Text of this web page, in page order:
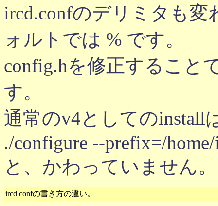
ircd.confのデリミタも
ォルトでは % です。
config.hを修正すること
す。
通常のv4としてのinstall
./configure --prefix=/
と、かわっていません。
ircd.confの書き方の違い。